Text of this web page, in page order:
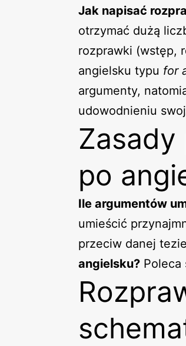
Jak napisać
otrzymać dużą
rozprawki (wstęp,
angielsku typu for
argumenty,
udowodnieniu
Zasady
po
Ile argumentów
umieścić
przeciw danej
angielsku? Poleca